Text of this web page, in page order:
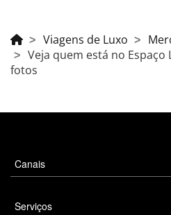
Viagens de Luxo
Veja quem está no Espaço
fotos
Canais
Serviços